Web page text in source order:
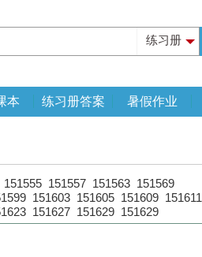
练习册
本 练习册答案 暑假作业
151555 151557 151563 151569
151603 151605 151609 151611
151627 151629 151629